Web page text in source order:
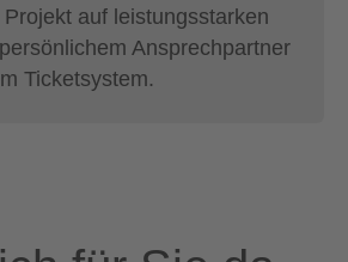
auf leistungsstarken
Ansprechpartner
Ticketsystem.